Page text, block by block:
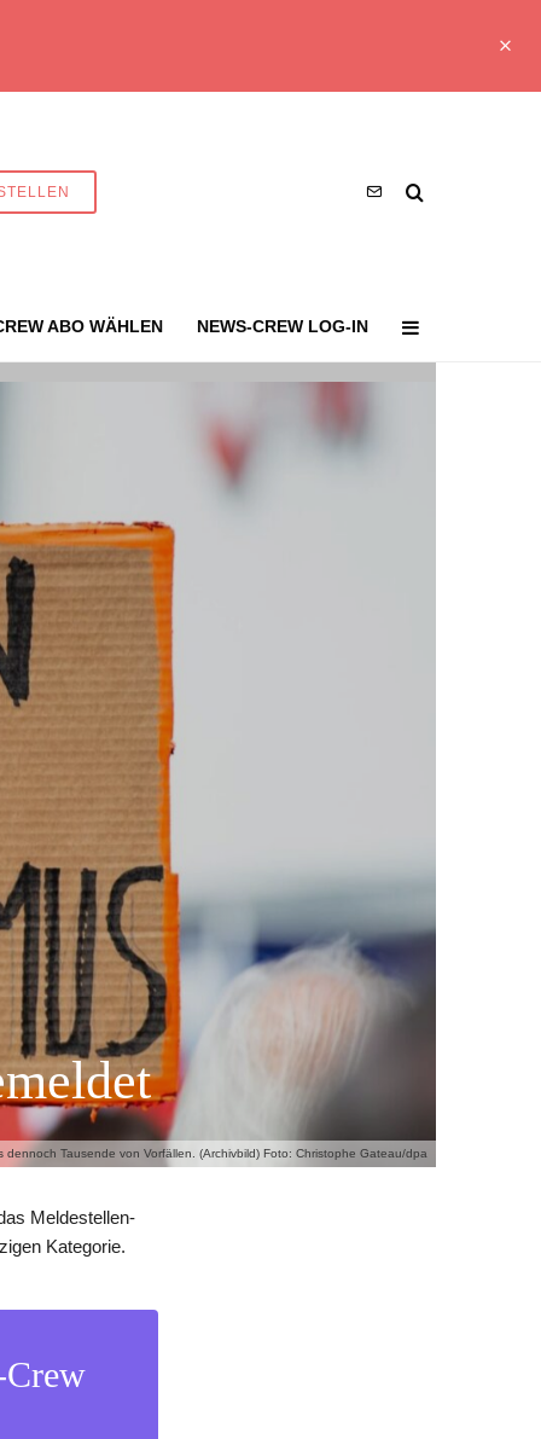
ABO WÄHLEN NEWS-CREW LOG-IN
Tausende von Vorfällen. (Archivbild) Foto: Christophe Gateau/dpa
Meldestellen-
Kategorie.